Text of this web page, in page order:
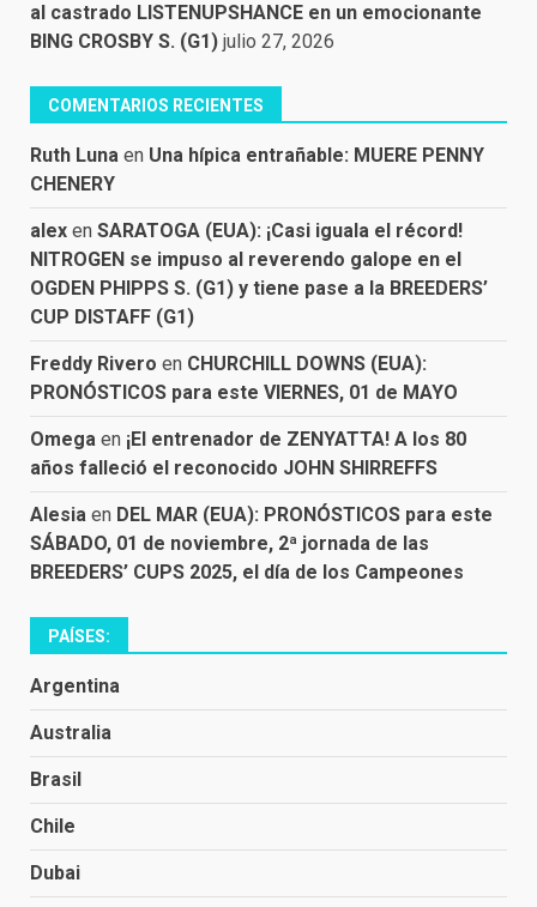
al castrado LISTENUPSHANCE en un emocionante
BING CROSBY S. (G1) julio 27, 2026
COMENTARIOS RECIENTES
Ruth Luna en Una hípica entrañable: MUERE PENNY
CHENERY
alex en SARATOGA (EUA): ¡Casi iguala el récord!
NITROGEN se impuso al reverendo galope en el
OGDEN PHIPPS S. (G1) y tiene pase a la BREEDERS’
CUP DISTAFF (G1)
Freddy Rivero en CHURCHILL DOWNS (EUA):
PRONÓSTICOS para este VIERNES, 01 de MAYO
Omega en ¡El entrenador de ZENYATTA! A los 80
años falleció el reconocido JOHN SHIRREFFS
Alesia en DEL MAR (EUA): PRONÓSTICOS para este
SÁBADO, 01 de noviembre, 2ª jornada de las
BREEDERS’ CUPS 2025, el día de los Campeones
PAÍSES:
Argentina
Australia
Brasil
Chile
Dubai